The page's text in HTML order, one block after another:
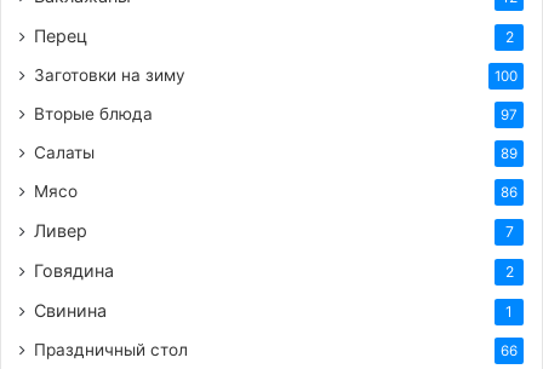
Укроп (свежий):
Соль:по вкусу
Чёрный перец — молотый:
Приготовление:
Берём красный лук, очищаем его и нарезаем
кольцами или полукольцами. Размер кольца
определяйте самостоятельно в зависимости от
Перец 2
Заготовки на зиму 100
Вторые блюда 97
Салаты 89
Мясо 86
Ливер 7
Говядина 2
Свинина 1
Праздничный стол 66